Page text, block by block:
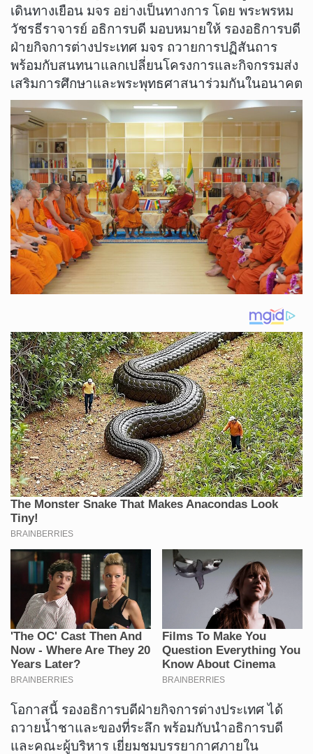
เดินทางเยือน มจร อย่างเป็นทางการ โดย พระพรหม
วัชรธีราจารย์ อธิการบดี มอบหมายให้ รองอธิการบดี
ฝ่ายกิจการต่างประเทศ มจร ถวายการปฏิสันถาร
พร้อมกับสนทนาแลกเปลี่ยนโครงการและกิจกรรมส่ง
เสริมการศึกษาและพระพุทธศาสนาร่วมกันในอนาคต
โอกาสนี้ รองอธิการบดีฝ่ายกิจการต่างประเทศ ได้
ถวายน้ำชาและของที่ระลึก พร้อมกับนำอธิการบดี
และคณะผู้บริหาร เยี่ยมชมบรรยากาศภายใน